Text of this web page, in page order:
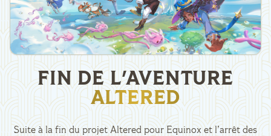
FIN DE L'AVENTURE
ALTERED
Suite à la fin du projet Altered pour Equinox et l’arrêt des